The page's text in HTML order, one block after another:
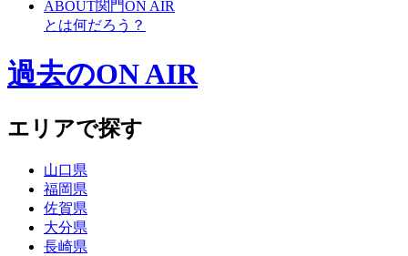
ABOUT関門ON AIR
とは何だろう？
過去のON AIR
エリアで探す
山口県
福岡県
佐賀県
大分県
長崎県